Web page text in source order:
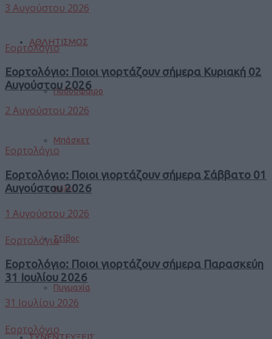
ΑΘΛΗΤΙΣΜΟΣ
Ποδόσφαιρο
Μπάσκετ
Βόλεϊ
Στίβος
Πυγμαχία
ΣΥΝΕΝΤΕΥΞΕΙΣ
3 Αυγούστου 2026
Εορτολόγιο
Εορτολόγιο: Ποιοι γιορτάζουν σήμερα Κυριακή 02
Αυγούστου 2026
2 Αυγούστου 2026
Εορτολόγιο
Εορτολόγιο: Ποιοι γιορτάζουν σήμερα Σάββατο 01
Αυγούστου 2026
1 Αυγούστου 2026
Εορτολόγιο
Εορτολόγιο: Ποιοι γιορτάζουν σήμερα Παρασκεύη
31 Ιουλίου 2026
31 Ιουλίου 2026
Εορτολόγιο